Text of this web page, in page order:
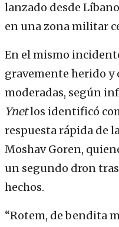
lanzado desde
en una zona militar
En el mismo
gravemente herido y
moderadas, según
Ynetlos identificó
respuesta rápida de
Moshav Goren,
un segundo dron
hechos.
“Rotem, de bendita